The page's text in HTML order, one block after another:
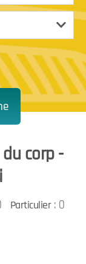
corp -
Particulier: 0